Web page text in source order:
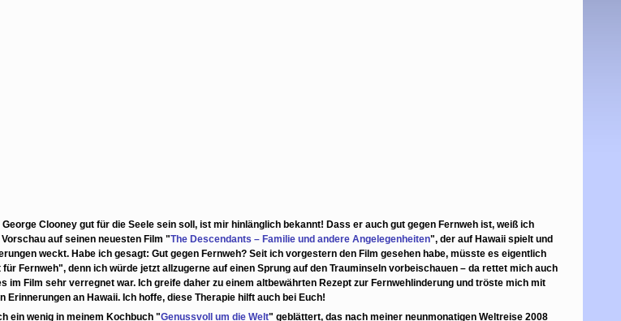
Clooney gut für die Seele sein soll, ist mir hinlänglich bekannt! Dass er auch gut gegen Fernweh ist, weiß ich
auf seinen neuesten Film "The Descendants – Familie und andere Angelegenheiten", der auf Hawaii spielt und
weckt. Habe ich gesagt: Gut gegen Fernweh? Seit ich vorgestern den Film gesehen habe, müsste es eigentlich
für Fernweh", denn ich würde jetzt allzugerne auf einen Sprung auf den Trauminseln vorbeischauen – da rettet mich auch
im Film sehr verregnet war. Ich greife daher zu einem altbewährten Rezept zur Fernwehlinderung und tröste mich mit
Erinnerungen an Hawaii. Ich hoffe, diese Therapie hilft auch bei Euch!
ein wenig in meinem Kochbuch "Genussvoll um die Welt" geblättert, das nach meiner neunmonatigen Weltreise 2008